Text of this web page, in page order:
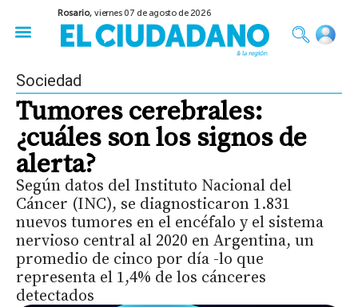
Rosario,viernes 07 de agosto de 2026
Sociedad
Tumores cerebrales:
¿cuáles son los signos de
alerta?
Según datos del Instituto Nacional del
Cáncer (INC), se diagnosticaron 1.831
nuevos tumores en el encéfalo y el sistema
nervioso central al 2020 en Argentina, un
promedio de cinco por día -lo que
representa el 1,4% de los cánceres
detectados